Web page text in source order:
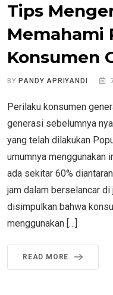
Tips
Memahami
Konsumen
BY PANDY APRIYANDI
Perilaku konsumen
generasi sebelumnya
yang telah dilakukan
umumnya menggunakan
ada sekitar 60%
jam dalam berselancar
disimpulkan bahwa
menggunakan […]
READ MORE